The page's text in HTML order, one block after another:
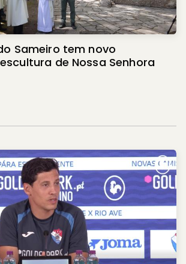
Sameiro tem novo
de Nossa Senhora